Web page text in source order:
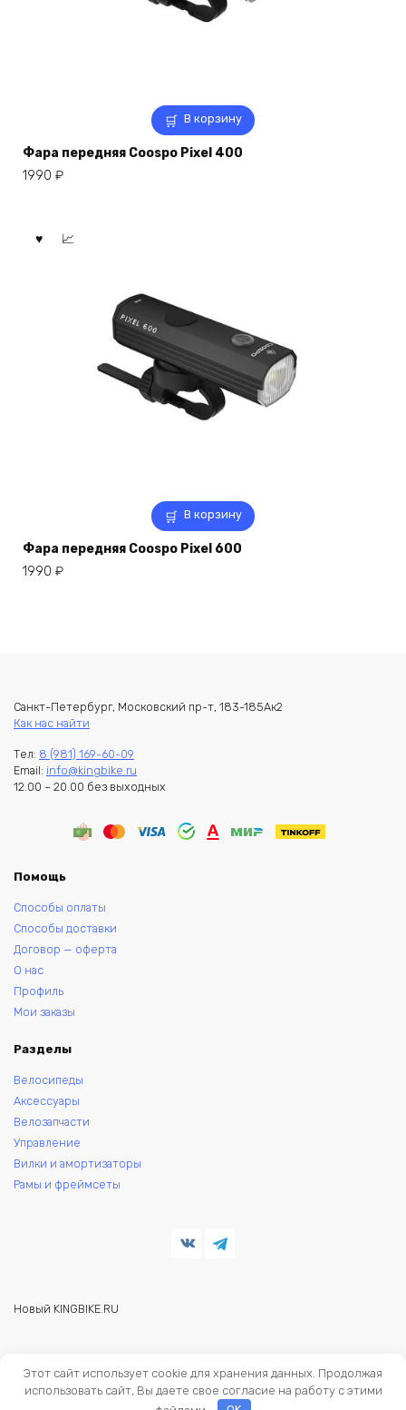
В корзину
Фара передняя Coospo Pixel 400
1990 ₽
В корзину
Фара передняя Coospo Pixel 600
1990 ₽
Санкт-Петербург, Московский пр-т, 183-185Ак2
Как нас найти
Тел: 8 (981) 169-60-09
Email: info@kingbike.ru
12.00 – 20.00 без выходных
Помощь
Способы оплаты
Способы доставки
Договор — оферта
О нас
Профиль
Мои заказы
Разделы
Велосипеды
Аксессуары
Велозапчасти
Управление
Вилки и амортизаторы
Рамы и фреймсеты
Новый KINGBIKE.RU
велосипедов.
Этот сайт использует cookie для хранения данных. Продолжая
использовать сайт, Вы даете свое согласие на работу с этими